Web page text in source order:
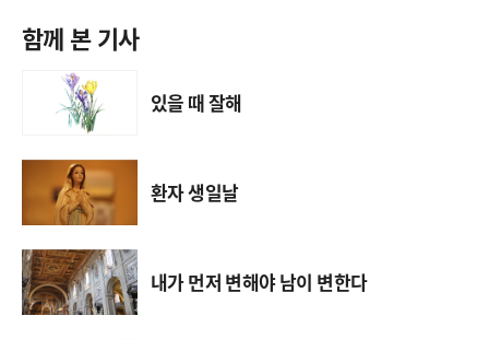
함께 본 기사
있을 때 잘해
환자 생일날
내가 먼저 변해야 남이 변한다